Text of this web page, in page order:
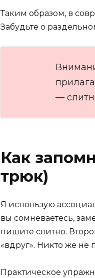
Таким образом, в
Забудьте о
—
Как
трюк)
Я использую
вы сомневаетесь,
пишите слитно.
«вдруг». Никто же не
Практическое